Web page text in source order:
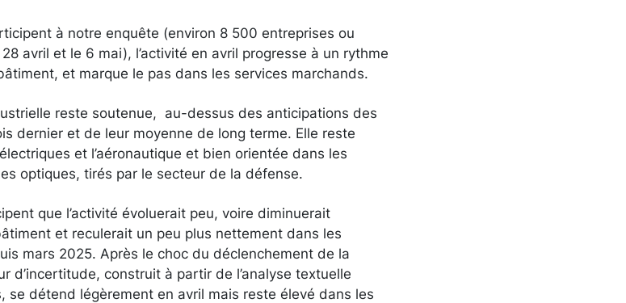
à notre enquête (environ 8 500 entreprises ou
avril et le 6 mai), l’activité en avril progresse à un rythme
et marque le pas dans les services marchands.
reste soutenue, au-dessus des anticipations des
dernier et de leur moyenne de long terme. Elle reste
et l’aéronautique et bien orientée dans les
optiques, tirés par le secteur de la défense.
que l’activité évoluerait peu, voire diminuerait
et reculerait un peu plus nettement dans les
mars 2025. Après le choc du déclenchement de la
d’incertitude, construit à partir de l’analyse textuelle
se détend légèrement en avril mais reste élevé dans les